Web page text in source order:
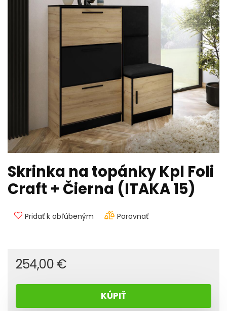
Skrinka na topánky Kpl Foli
Craft + Čierna (ITAKA 15)
Pridať k obľúbeným Porovnať
254,00 €
KÚPIŤ